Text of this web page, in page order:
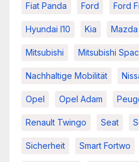
Fiat Panda Ford Ford
Hyundai I10 Kia Mazda
Mitsubishi Mitsubishi
Nachhaltige Mobilität
Opel Opel Adam
Renault Twingo Seat
Sicherheit Smart Fortwo